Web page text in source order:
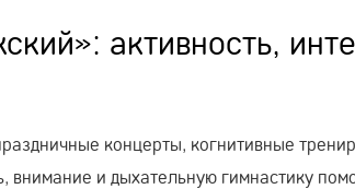
активность,
концерты, когнитивные
внимание и дыхательную гимнастику